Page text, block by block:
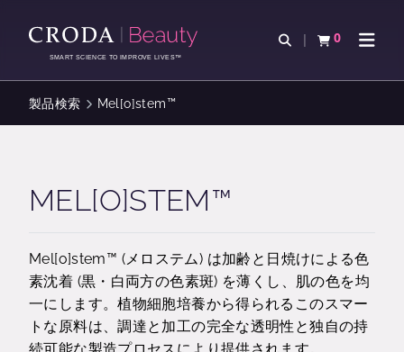
ン
を
ー
ス
SMART SCIENCE TO IMPROVE LIVES™
検索を開く
0
カートを確認す
ナビ
製品検索 Mel[o]stem™
MEL[O]STEM™
Mel[o]stem™ (メロステム) は加齢と日焼けによる色
素沈着 (黒・白両方の色素斑) を薄くし、肌の色を均
一にします。植物細胞培養から得られるこのスマー
トな原料は、調達と加工の完全な透明性と独自の持